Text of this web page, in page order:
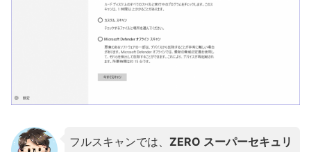
フルスキャンでは、 ZERO スーパーセキュリ